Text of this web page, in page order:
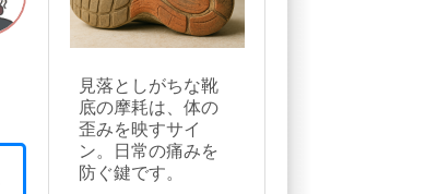
見落としがちな靴
底の摩耗は、体の
歪みを映すサイ
ン。日常の痛みを
防ぐ鍵です。